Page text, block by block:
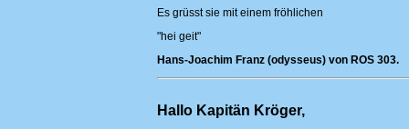
Es grüsst sie mit einem fröhlichen
"hei geit"
Hans-Joachim Franz (odysseus) von ROS 303.
Hallo Kapitän Kröger,